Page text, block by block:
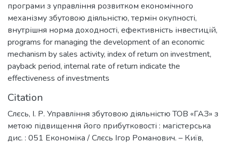
програми з управління розвитком економічного
механізму збутовою діяльністю, термін окупності,
внутрішня норма доходності, ефективність інвестицій,
programs for managing the development of an economic
mechanism by sales activity, index of return on investment,
payback period, internal rate of return indicate the
effectiveness of investments
Citation
Слєсь, І. Р. Управління збутовою діяльністю ТОВ «ГАЗ» з
метою підвищення його прибутковості : магістерська
дис. : 051 Економіка / Слєсь Ігор Романович. – Київ,